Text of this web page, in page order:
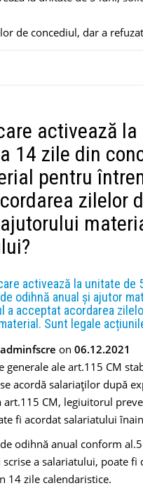
de concediul, dar a
activează
14 zile din
pentru
zilelor
activează la unitate de
odihnă anual și ajutor
a acceptat acordarea
Sunt legale
adminfscre on 06.12.2021
generale ale art.115 CM
acordă salariaților după
art.115 CM, legiuitorul
fi acordat salariatului
odihnă anual conform
scrise a salariatului, poate
14 zile calendaristice.